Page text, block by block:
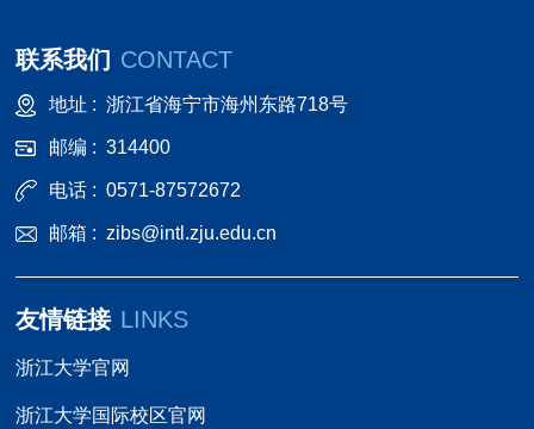
联系我们 CONTACT
地址 :浙江省海宁市海州东路718号
邮编 :314400
电话 :0571-87572672
邮箱 :zibs@intl.zju.edu.cn
友情链接 LINKS
浙江大学官网
浙江大学国际校区官网